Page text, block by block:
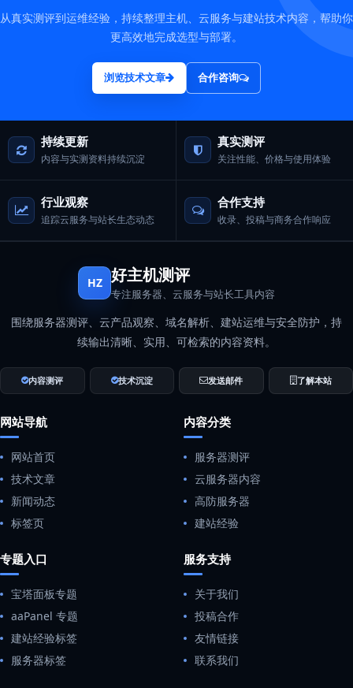
从真实测评到运维经验，持续整理主机、云服务与建站技术内容，帮助你
更高效地完成选型与部署。
浏览技术文章 合作咨询
持续更新
内容与实测资料持续沉淀
真实测评
关注性能、价格与使用体验
行业观察
追踪云服务与站长生态动态
合作支持
收录、投稿与商务合作响应
HZ 好主机测评
专注服务器、云服务与站长工具内容
围绕服务器测评、云产品观察、域名解析、建站运维与安全防护，持
续输出清晰、实用、可检索的内容资料。
内容测评 技术沉淀 发送邮件 了解本站
网站导航
网站首页
技术文章
新闻动态
标签页
内容分类
服务器测评
云服务器内容
高防服务器
建站经验
专题入口
宝塔面板专题
aaPanel 专题
建站经验标签
服务器标签
服务支持
关于我们
投稿合作
友情链接
联系我们